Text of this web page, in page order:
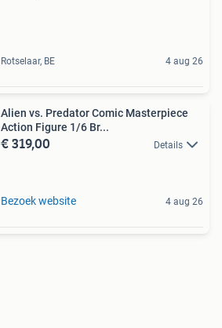
Rotselaar, BE 4 aug 26
Alien vs. Predator Comic Masterpiece
Action Figure 1/6 Br...
€ 319,00 Details
Bezoek website 4 aug 26